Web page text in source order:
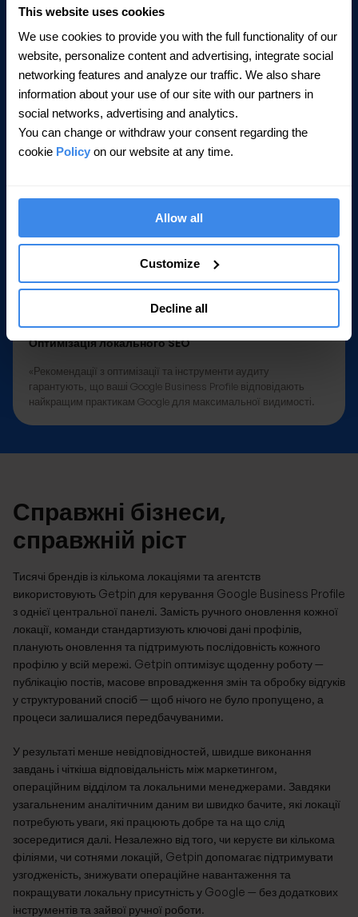
This website uses cookies
We use cookies to provide you with the full functionality of our
website, personalize content and advertising, integrate social
networking features and analyze our traffic. We also share
information about your use of our site with our partners in
social networks, advertising and analytics.
You can change or withdraw your consent regarding the
cookie Policy on our website at any time.
Allow all
Customize
Decline all
Спільна робота команди
Контроль доступу на основі ролей дозволяє призначати
учасників команди для конкретних локацій або регіонів.
Ідеально підходить для розподілених команд та агентств.
кількох локацій. Підтримуйте послідовну присутність без
ручного розміщення.
Оптимізація локального SEO
«Рекомендації з оптимізації та інструменти аудиту
гарантують, що ваші Google Business Profile відповідають
найкращим практикам Google для максимальної видимості.
Справжні бізнеси,
справжній ріст
Тисячі брендів із кількома локаціями та агентств
використовують Getpin для керування Google Business Profile
з однієї центральної панелі. Замість ручного оновлення кожної
локації, команди стандартизують ключові дані профілів,
планують оновлення та підтримують послідовність кожного
профілю у всій мережі. Getpin оптимізує щоденну роботу —
публікацію постів, масове впровадження змін та обробку відгуків
у структурований спосіб — щоб нічого не було пропущено, а
процеси залишалися передбачуваними.
У результаті менше невідповідностей, швидше виконання
завдань і чіткіша відповідальність між маркетингом,
операційним відділом та локальними менеджерами. Завдяки
узагальненим аналітичним даним ви швидко бачите, які локації
потребують уваги, які працюють добре та на що слід
зосередитися далі. Незалежно від того, чи керуєте ви кількома
філіями, чи сотнями локацій, Getpin допомагає підтримувати
узгодженість, знижувати операційне навантаження та
покращувати локальну присутність у Google — без додаткових
інструментів та зайвої ручної роботи.